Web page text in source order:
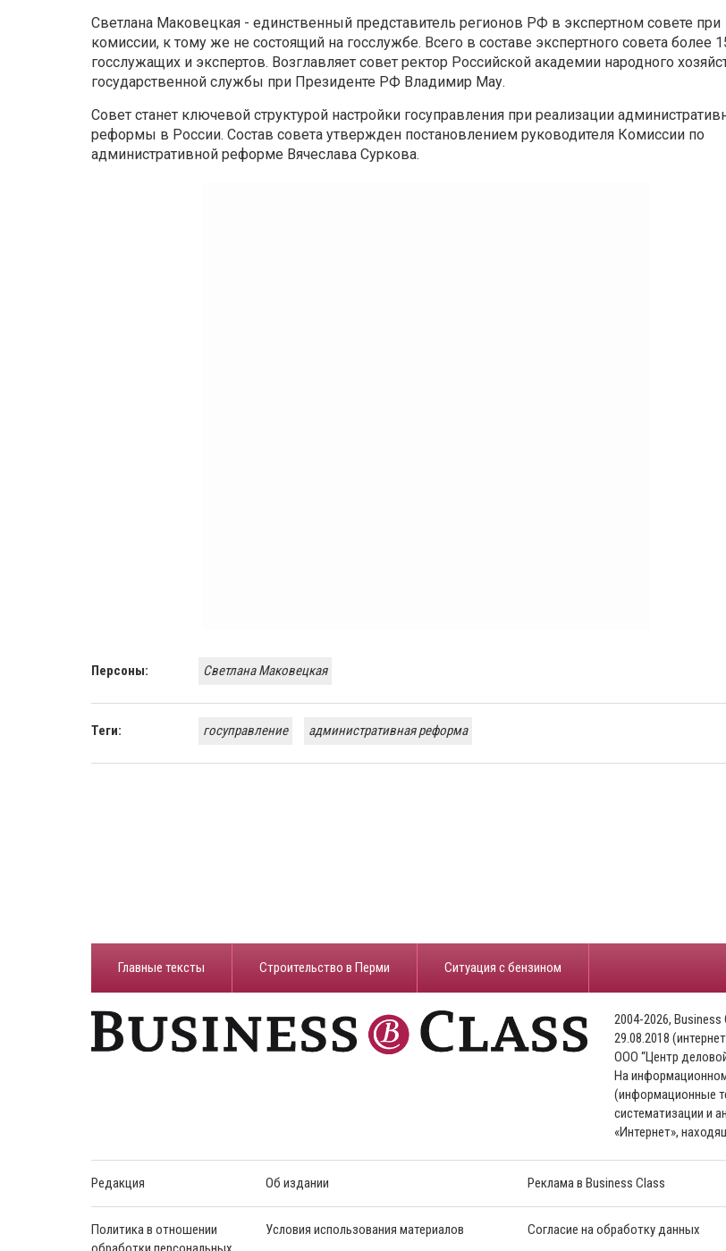
Светлана Маковецкая - единственный представитель регионов РФ в экспертном совете при
комиссии, к тому же не состоящий на госслужбе. Всего в составе экспертного совета более
госслужащих и экспертов. Возглавляет совет ректор Российской академии народного
государственной службы при Президенте РФ Владимир Мау.
Совет станет ключевой структурой настройки госуправления при реализации
реформы в России. Состав совета утвержден постановлением руководителя Комиссии по
административной реформе Вячеслава Суркова.
Персоны: Светлана Маковецкая
Теги: госуправление административная реформа
Главные тексты Строительство в Перми ​Ситуация с бензином
2004-2026, Business
29.08.2018
ООО “Центр
На
(информационные
систематизации и
«Интернет»,
Редакция Об издании Реклама в Business Class
Политика в отношении
Условия использования материалов Согласие на обработку данных